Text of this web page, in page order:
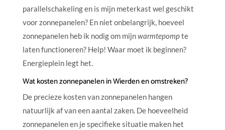
parallelschakeling en is mijn meterkast wel geschikt
voor zonnepanelen? En niet onbelangrijk, hoeveel
zonnepanelen heb ik nodig om mijnwarmtepompte
laten functioneren? Help! Waar moet ik beginnen?
Energieplein legt het.
Wat kosten zonnepanelen in Wierden en omstreken?
De precieze kosten van zonnepanelen hangen
natuurlijk af van een aantal zaken. De hoeveelheid
zonnepanelen en je specifieke situatie maken het